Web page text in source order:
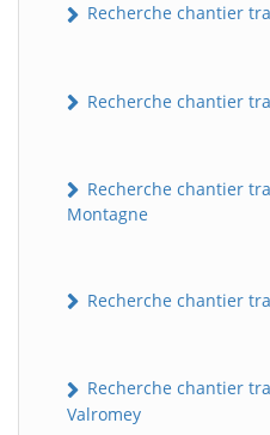
Recherche chantier
Recherche chantier
Recherche chantier
Montagne
Recherche chantier
Recherche chantier
Valromey